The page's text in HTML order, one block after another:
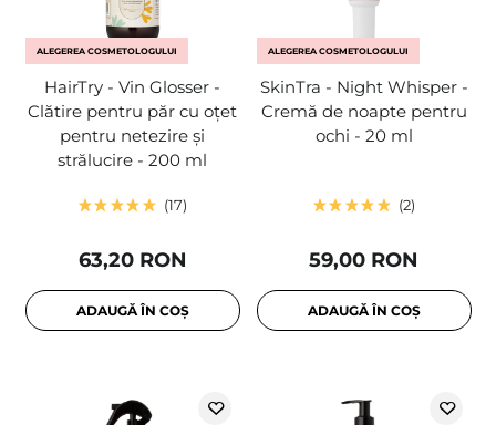
ALEGEREA COSMETOLOGULUI
HairTry - Vin Glosser -
Clătire pentru păr cu oțet
pentru netezire și
strălucire - 200 ml
17
63,20 RON
ADAUGĂ ÎN COȘ
ALEGEREA COSMETOLOGULUI
SkinTra - Night Whisper -
Cremă de noapte pentru
ochi - 20 ml
2
59,00 RON
ADAUGĂ ÎN COȘ